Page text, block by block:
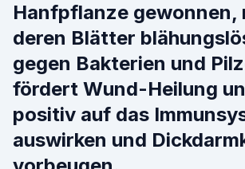
Hanfpflanze gewonnen,
deren Blätter
gegen Bakterien und
fördert Wund-Heilung
positiv auf das
auswirken und